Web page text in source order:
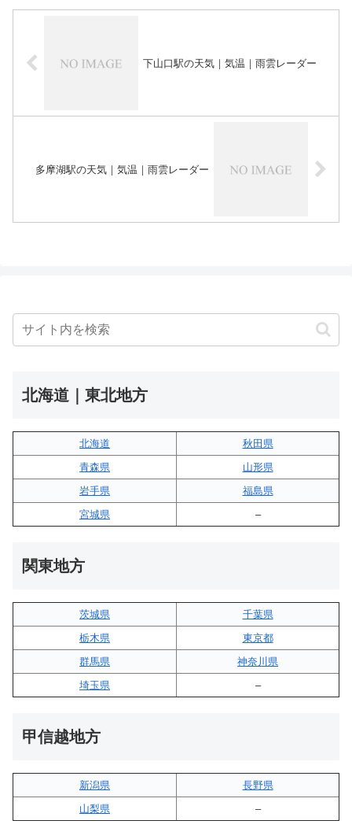
下山口駅の天気｜気温｜雨雲レーダー
多摩湖駅の天気｜気温｜雨雲レーダー
北海道｜東北地方
北海道
秋田県
青森県
山形県
岩手県
福島県
宮城県
–
関東地方
茨城県
千葉県
栃木県
東京都
群馬県
神奈川県
埼玉県
–
甲信越地方
新潟県
長野県
山梨県
–